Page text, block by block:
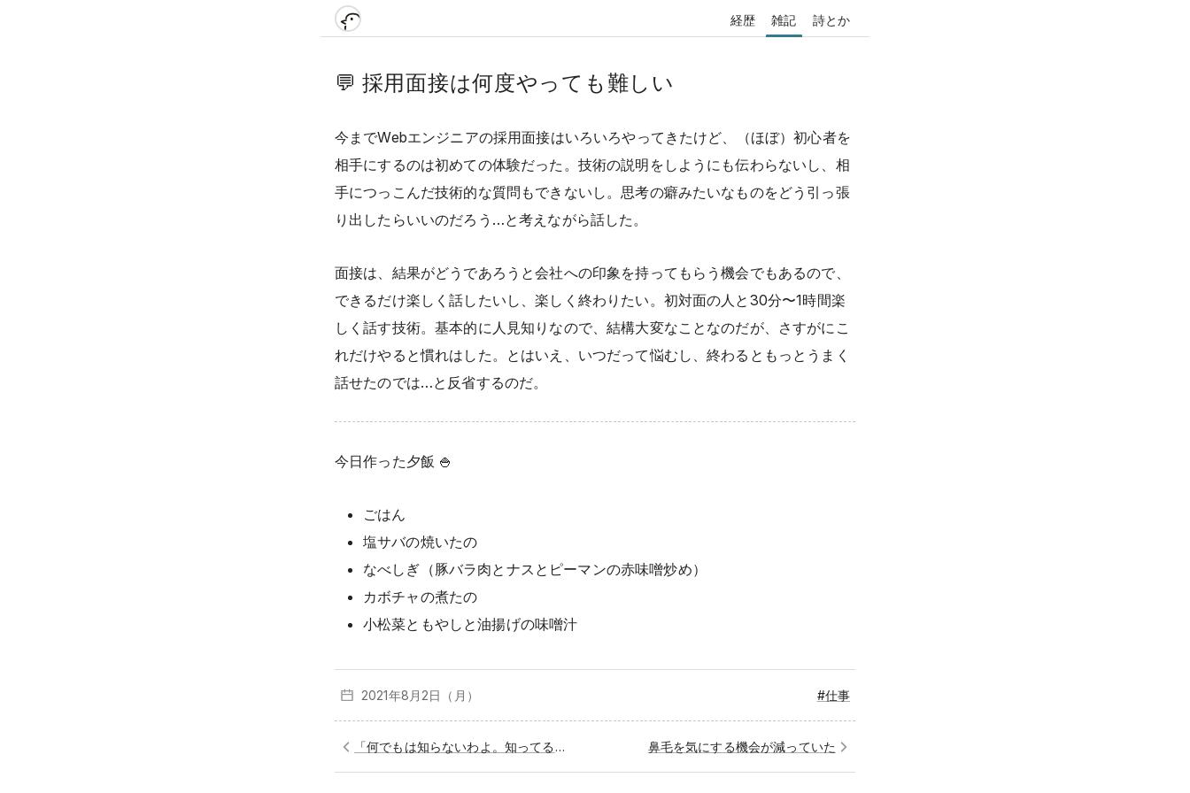
経歴 雑記 詩とか
💬 採用面接は何度やっても難しい
今までWebエンジニアの採用面接はいろいろやってきたけど、（ほぼ）初心者を
相手にするのは初めての体験だった。技術の説明をしようにも伝わらないし、相
手につっこんだ技術的な質問もできないし。思考の癖みたいなものをどう引っ張
り出したらいいのだろう…と考えながら話した。
面接は、結果がどうであろうと会社への印象を持ってもらう機会でもあるので、
できるだけ楽しく話したいし、楽しく終わりたい。初対面の人と30分〜1時間楽
しく話す技術。基本的に人見知りなので、結構大変なことなのだが、さすがにこ
れだけやると慣れはした。とはいえ、いつだって悩むし、終わるともっとうまく
話せたのでは…と反省するのだ。
今日作った夕飯 🍚
ごはん
塩サバの焼いたの
なべしぎ（豚バラ肉とナスとピーマンの赤味噌炒め）
カボチャの煮たの
小松菜ともやしと油揚げの味噌汁
2021年8月 2日（月） #仕事
「何でもは知らないわよ。知ってることだけ」 鼻毛を気にする機会が減っていた